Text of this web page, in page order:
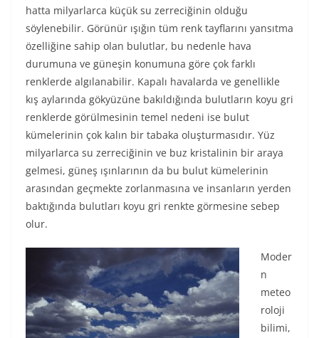
hatta milyarlarca küçük su zerreciğinin olduğu
söylenebilir. Görünür ışığın tüm renk tayflarını yansıtma
özelliğine sahip olan bulutlar, bu nedenle hava
durumuna ve güneşin konumuna göre çok farklı
renklerde algılanabilir. Kapalı havalarda ve genellikle
kış aylarında gökyüzüne bakıldığında bulutların koyu gri
renklerde görülmesinin temel nedeni ise bulut
kümelerinin çok kalın bir tabaka oluşturmasıdır. Yüz
milyarlarca su zerreciğinin ve buz kristalinin bir araya
gelmesi, güneş ışınlarının da bu bulut kümelerinin
arasından geçmekte zorlanmasına ve insanların yerden
baktığında bulutları koyu gri renkte görmesine sebep
olur.
Moder
n
meteo
roloji
bilimi,